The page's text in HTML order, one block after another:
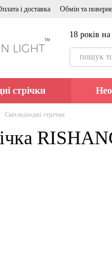
контенту
і доставка Обмін та
18 років
стрічки
Світлодіодні стрічки